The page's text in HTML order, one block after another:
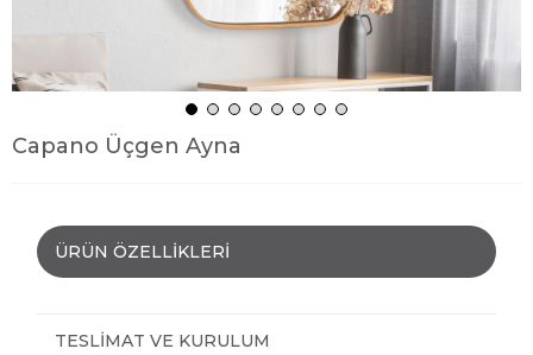
Capano Üçgen Ayna
ÜRÜN ÖZELLIKLERI
TESLIMAT VE KURULUM